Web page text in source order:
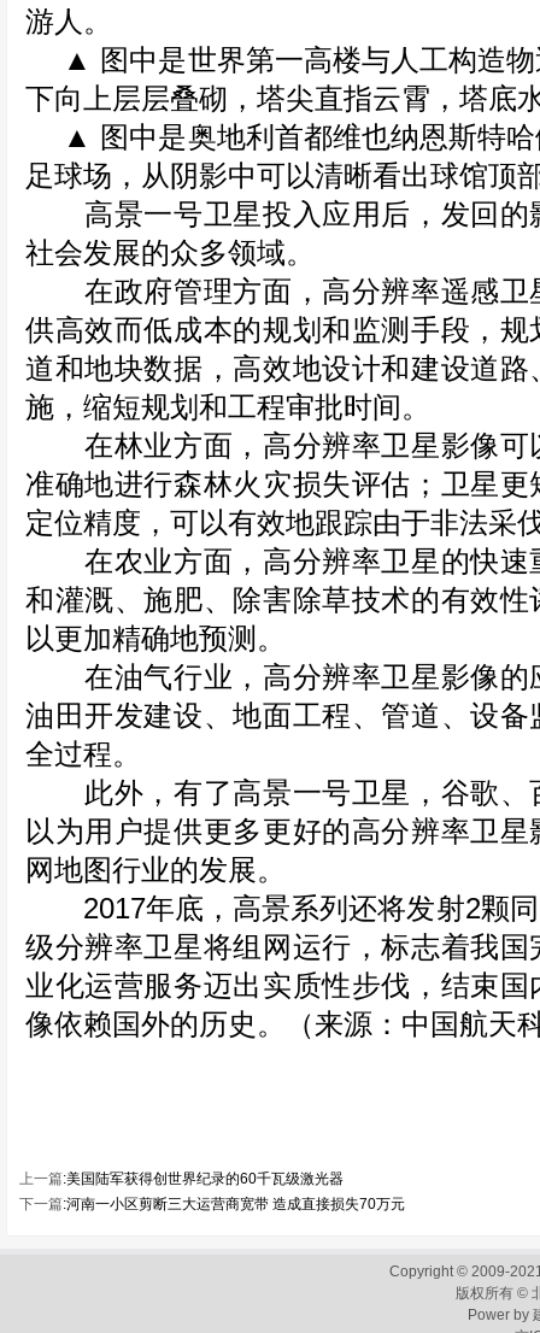
游人。
▲ 图中是世界第一高楼与人工构造物
下向上层层叠砌，塔尖直指云霄，塔底
▲ 图中是奥地利首都维也纳恩斯特哈
足球场，从阴影中可以清晰看出球馆顶
高景一号卫星投入应用后，发回的
社会发展的众多领域。
在政府管理方面，高分辨率遥感卫
供高效而低成本的规划和监测手段，
道和地块数据，高效地设计和建设道
施，缩短规划和工程审批时间。
在林业方面，高分辨率卫星影像可
准确地进行森林火灾损失评估；卫星
定位精度，可以有效地跟踪由于非法采
在农业方面，高分辨率卫星的快速
和灌溉、施肥、除害除草技术的有效
以更加精确地预测。
在油气行业，高分辨率卫星影像的
油田开发建设、地面工程、管道、设
全过程。
此外，有了高景一号卫星，谷歌、
以为用户提供更多更好的高分辨率卫
网地图行业的发展。
2017年底，高景系列还将发射2颗同
级分辨率卫星将组网运行，标志着我
业化运营服务迈出实质性步伐，结束
像依赖国外的历史。（来源：中国航天
上一篇:美国陆军获得创世界纪录的60千瓦级激光器
下一篇:河南一小区剪断三大运营商宽带 造成直接损失70万元
Copyright © 2009-
版权所有 ©
Power by